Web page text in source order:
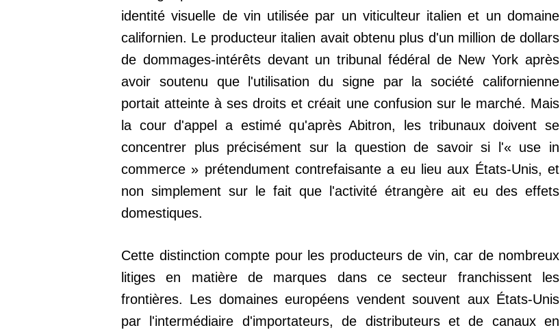
identité visuelle de vin utilisée par un viticulteur italien et un domaine
californien. Le producteur italien avait obtenu plus d'un million de dollars
de dommages-intérêts devant un tribunal fédéral de New York après
avoir soutenu que l'utilisation du signe par la société californienne
portait atteinte à ses droits et créait une confusion sur le marché. Mais
la cour d'appel a estimé qu'après Abitron, les tribunaux doivent se
concentrer plus précisément sur la question de savoir si l'« use in
commerce » prétendument contrefaisante a eu lieu aux États-Unis, et
non simplement sur le fait que l'activité étrangère ait eu des effets
domestiques.
Cette distinction compte pour les producteurs de vin, car de nombreux
litiges en matière de marques dans ce secteur franchissent les
frontières. Les domaines européens vendent souvent aux États-Unis
par l'intermédiaire d'importateurs, de distributeurs et de canaux en